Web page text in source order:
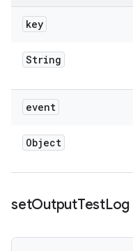
key
String
event
Object
setOutputTestLog